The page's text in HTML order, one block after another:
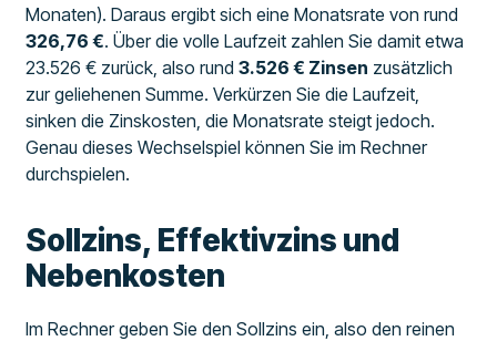
Monaten). Daraus ergibt sich eine Monatsrate von rund
326,76 €. Über die volle Laufzeit zahlen Sie damit etwa
23.526 € zurück, also rund3.526 € Zinsen zusätzlich
zur geliehenen Summe. Verkürzen Sie die Laufzeit,
sinken die Zinskosten, die Monatsrate steigt jedoch.
Genau dieses Wechselspiel können Sie im Rechner
durchspielen.
Sollzins, Effektivzins und
Nebenkosten
Im Rechner geben Sie den Sollzins ein, also den reinen